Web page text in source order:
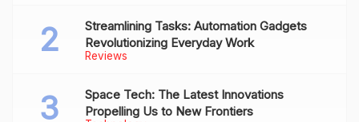
Reviews
Streamlining Tasks: Automation Gadgets
Revolutionizing Everyday Work
Space Tech: The Latest Innovations
Propelling Us to New Frontiers